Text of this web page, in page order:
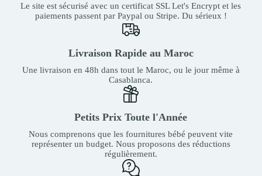
Le site est sécurisé avec un certificat SSL Let's Encrypt et les
paiements passent par Paypal ou Stripe. Du sérieux !
Livraison Rapide au Maroc
Une livraison en 48h dans tout le Maroc, ou le jour même à
Casablanca.
Petits Prix Toute l'Année
Nous comprenons que les fournitures bébé peuvent vite
représenter un budget. Nous proposons des réductions
régulièrement.